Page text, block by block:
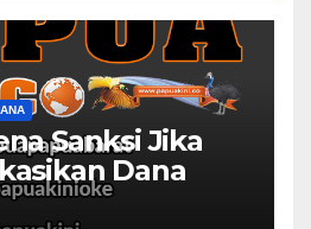
Sanksi Jika
Dana